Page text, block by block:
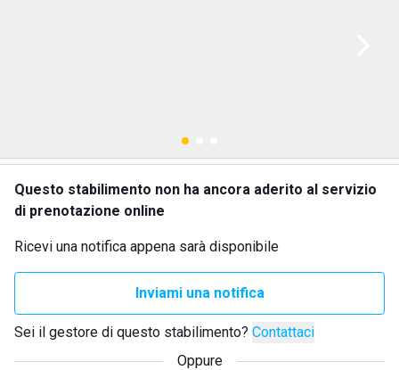
Questo stabilimento non ha ancora aderito al servizio
di prenotazione online
Ricevi una notifica appena sarà disponibile
Inviami una notifica
Sei il gestore di questo stabilimento? Contattaci
Oppure